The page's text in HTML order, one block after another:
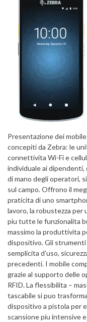
Presentazione dei
concepiti da Zebra: le
connettivita Wi-Fi e
individuale ai
di mano degli operatori,
sul campo. Offrono il
praticita di uno
lavoro, la robustezza
piu tutte le funzionalita
massimo la produttivita
dispositivo. Gli
semplicita d’uso,
precedenti. I mobile
grazie al supporto delle
RFID. La flessibilita –
tascabile si puo
dispositivo a pistola per
scansione piu intensive